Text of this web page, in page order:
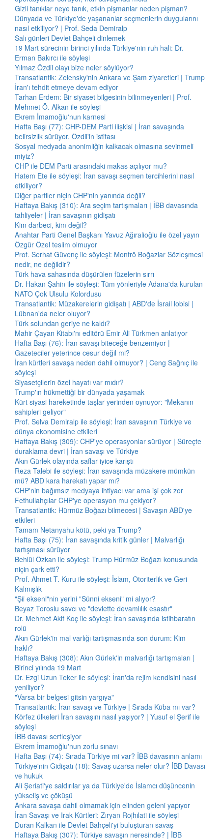
Gizli tanıklar neye tanık, etkin pişmanlar neden pişman?
Dünyada ve Türkiye'de yaşananlar seçmenlerin duygularını
nasıl etkiliyor? | Prof. Seda Demiralp
Salı günleri Devlet Bahçeli dinlemek
19 Mart sürecinin birinci yılında Türkiye'nin ruh hali: Dr.
Erman Bakırcı ile söyleşi
Yılmaz Özdil olayı bize neler söylüyor?
Transatlantik: Zelensky'nin Ankara ve Şam ziyaretleri | Trump
İran'ı tehdit etmeye devam ediyor
Tarhan Erdem: Bir siyaset bilgesinin bilinmeyenleri | Prof.
Mehmet Ö. Alkan ile söyleşi
Ekrem İmamoğlu'nun karnesi
Hafta Başı (77): CHP-DEM Parti ilişkisi | İran savaşında
belirsizlik sürüyor, Özdil'in istifası
Sosyal medyada anonimliğin kalkacak olmasına sevinmeli
miyiz?
CHP ile DEM Parti arasındaki makas açılıyor mu?
Hatem Ete ile söyleşi: İran savaşı seçmen tercihlerini nasıl
etkiliyor?
Diğer partiler niçin CHP'nin yanında değil?
Haftaya Bakış (310): Ara seçim tartışmaları | İBB davasında
tahliyeler | İran savaşının gidişatı
Kim darbeci, kim değil?
Anahtar Parti Genel Başkanı Yavuz Ağıralioğlu ile özel yayın
Özgür Özel teslim olmuyor
Prof. Serhat Güvenç ile söyleşi: Montrö Boğazlar Sözleşmesi
nedir, ne değildir?
Türk hava sahasında düşürülen füzelerin sırrı
Dr. Hakan Şahin ile söyleşi: Tüm yönleriyle Adana'da kurulan
NATO Çok Ulsulu Kolordusu
Transatlantik: Müzakerelerin gidişatı | ABD'de İsrail lobisi |
Lübnan'da neler oluyor?
Türk solundan geriye ne kaldı?
Mahir Çayan Kitabı'nı editörü Emir Ali Türkmen anlatıyor
Hafta Başı (76): İran savaşı biteceğe benzemiyor |
Gazeteciler yeterince cesur değil mi?
İran kürtleri savaşa neden dahil olmuyor? | Ceng Sağnıç ile
söyleşi
Siyasetçilerin özel hayatı var mıdır?
Trump'ın hükmettiği bir dünyada yaşamak
Kürt siyasi hareketinde taşlar yerinden oynuyor: "Mekanın
sahipleri geliyor"
Prof. Selva Demiralp ile söyleşi: İran savaşının Türkiye ve
dünya ekonomisine etkileri
Haftaya Bakış (309): CHP'ye operasyonlar sürüyor | Süreçte
duraklama devri | İran savaşı ve Türkiye
Akın Gürlek olayında saflar iyice karıştı
Reza Talebi ile söyleşi: İran savaşında müzakere mümkün
mü? ABD kara harekatı yapar mı?
CHP'nin bağımsız medyaya ihtiyacı var ama işi çok zor
Fethullahçılar CHP'ye operasyon mu çekiyor?
Transatlantik: Hürmüz Boğazı bilmecesi | Savaşın ABD'ye
etkileri
Tamam Netanyahu kötü, peki ya Trump?
Hafta Başı (75): İran savaşında kritik günler | Malvarlığı
tartışması sürüyor
Behlül Özkan ile söyleşi: Trump Hürmüz Boğazı konusunda
niçin çark etti?
Prof. Ahmet T. Kuru ile söyleşi: İslam, Otoriterlik ve Geri
Kalmışlık
"Şii ekseni"nin yerini "Sünni ekseni" mi alıyor?
Beyaz Toroslu savcı ve "devlette devamlılık esastır"
Dr. Mehmet Akif Koç ile söyleşi: İran savaşında istihbaratın
rolü
Akın Gürlek'in mal varlığı tartışmasında son durum: Kim
haklı?
Haftaya Bakış (308): Akın Gürlek'in malvarlığı tartışmaları |
Birinci yılında 19 Mart
Dr. Ezgi Uzun Teker ile söyleşi: İran'da rejim kendisini nasıl
yeniliyor?
"Varsa bir belgesi gitsin yargıya"
Transatlantik: İran savaşı ve Türkiye | Sırada Küba mı var?
Körfez ülkeleri İran savaşını nasıl yaşıyor? | Yusuf el Şerif ile
söyleşi
İBB davası sertleşiyor
Ekrem İmamoğlu'nun zorlu sınavı
Hafta Başı (74): Sırada Türkiye mi var? İBB davasının anlamı
Türkiye'nin Gidişatı (18): Savaş uzarsa neler olur? İBB Davası
ve hukuk
Ali Şeriati'ye saldırılar ya da Türkiye'de İslamcı düşüncenin
yükseliş ve çöküşü
Ankara savaşa dahil olmamak için elinden geleni yapıyor
İran Savaşı ve Irak Kürtleri: Zıryan Rojhılati ile söyleşi
Duran Kalkan ile Devlet Bahçeli'yi buluşturan savaş
Haftaya Bakış (307): Türkiye savaşın neresinde? | İBB